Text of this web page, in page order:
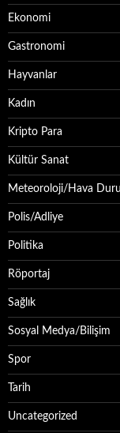
Ekonomi
Gastronomi
Hayvanlar
Kadın
Kripto Para
Kültür Sanat
Meteoroloji/Hava
Polis/Adliye
Politika
Röportaj
Sağlık
Sosyal Medya/Bilişim
Spor
Tarih
Uncategorized